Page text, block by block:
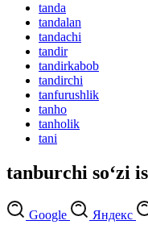
tanda
tandalan
tandachi
tandir
tandirkabob
tandirchi
tanfurushlik
tanho
tanholik
tani
tanburchi so‘zi
Google Яндекс